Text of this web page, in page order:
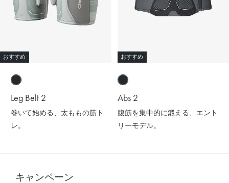
おすすめ
Leg Belt 2
巻いて始める、太ももの筋ト
レ。
おすすめ
Abs 2
腹筋を集中的に鍛える、エント
リーモデル。
キャンペーン